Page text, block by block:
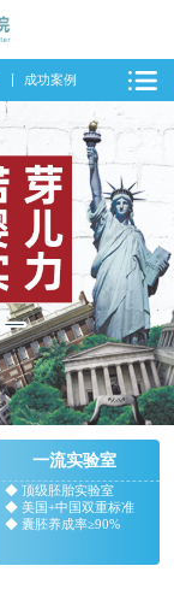
成功案例
一流实验室
◆ 顶级胚胎实验室
◆ 美国+中国双重标准
◆ 囊胚养成率≥90%